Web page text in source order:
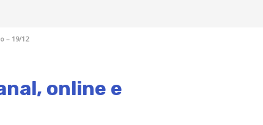
– 19/12
online e